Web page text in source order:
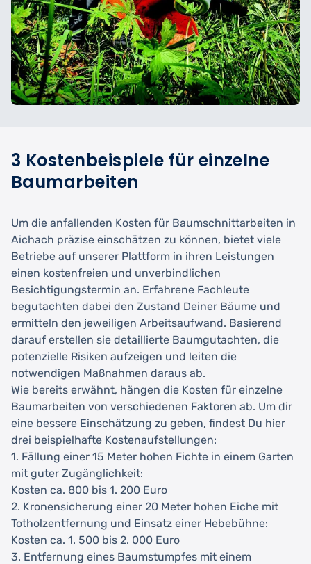
3 Kostenbeispiele für einzelne
Baumarbeiten
Um die anfallenden Kosten für Baumschnittarbeiten in
Aichach präzise einschätzen zu können, bietet viele
Betriebe auf unserer Plattform in ihren Leistungen
einen kostenfreien und unverbindlichen
Besichtigungstermin an. Erfahrene Fachleute
begutachten dabei den Zustand Deiner Bäume und
ermitteln den jeweiligen Arbeitsaufwand. Basierend
darauf erstellen sie detaillierte Baumgutachten, die
potenzielle Risiken aufzeigen und leiten die
notwendigen Maßnahmen daraus ab.
Wie bereits erwähnt, hängen die Kosten für einzelne
Baumarbeiten von verschiedenen Faktoren ab. Um dir
eine bessere Einschätzung zu geben, findest Du hier
drei beispielhafte Kostenaufstellungen:
1. Fällung einer 15 Meter hohen Fichte in einem Garten
mit guter Zugänglichkeit:
Kosten ca. 800 bis 1. 200 Euro
2. Kronensicherung einer 20 Meter hohen Eiche mit
Totholzentfernung und Einsatz einer Hebebühne:
Kosten ca. 1. 500 bis 2. 000 Euro
3. Entfernung eines Baumstumpfes mit einem